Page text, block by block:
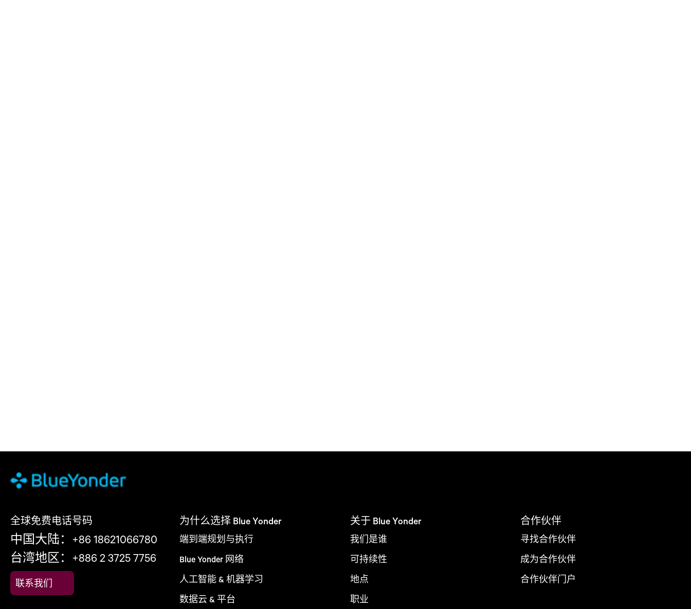
全球免费电话号码
中国大陆：+86 18621066780
台湾地区：+886 2 3725 7756
联系我们
为什么选择 Blue Yonder
端到端规划与执行
Blue Yonder 网络
人工智能 & 机器学习
数据云 & 平台
关于 Blue Yonder
我们是谁
可持续性
地点
职业
合作伙伴
寻找合作伙伴
成为合作伙伴
合作伙伴门户